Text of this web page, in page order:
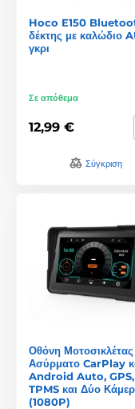
Hoco E150
δέκτης με καλώδιο
γκρι
Σε απόθεμα
12,99 €
Σύγκριση
Οθόνη
Ασύρματο CarPlay
Android Auto, GPS,
TPMS και Δύο
(1080P)